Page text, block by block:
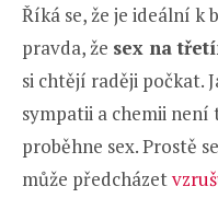
Říká se, že je ideální k
pravda, že sex na
si chtějí raději počkat.
sympatii a chemii není
proběhne sex. Prostě
může předcházet